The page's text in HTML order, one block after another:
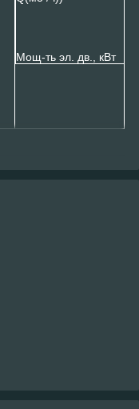
Мощ-ть эл. дв., кВт